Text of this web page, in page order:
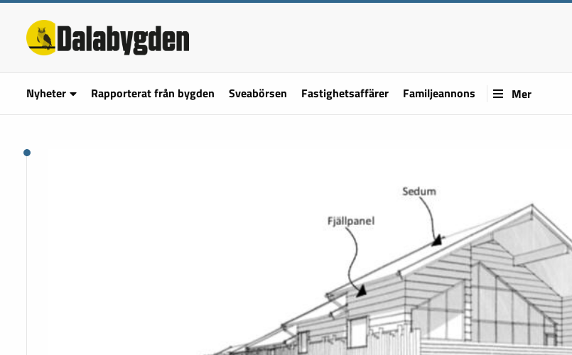
Nyheter Rapporterat från bygden Sveabörsen Fastighetsaffärer Familjeannons Mer